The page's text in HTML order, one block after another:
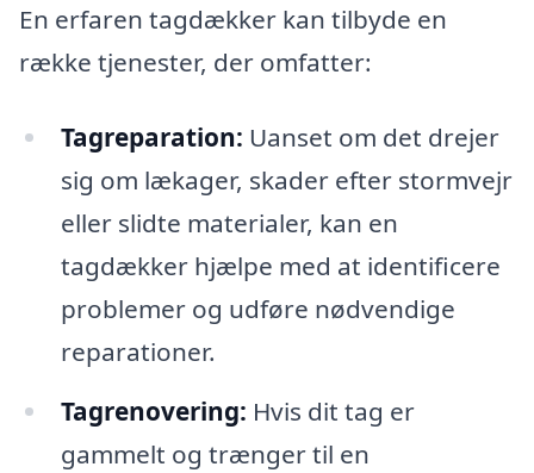
En erfaren tagdækker kan tilbyde en
række tjenester, der omfatter:
Tagreparation: Uanset om det drejer
sig om lækager, skader efter stormvejr
eller slidte materialer, kan en
tagdækker hjælpe med at identificere
problemer og udføre nødvendige
reparationer.
Tagrenovering: Hvis dit tag er
gammelt og trænger til en